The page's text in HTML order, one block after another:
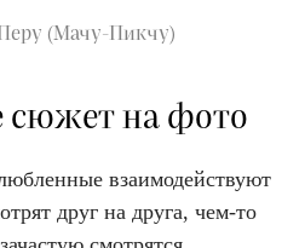
(Мачу-Пикчу)
сюжет на фото
взаимодействуют
друг на друга, чем-то